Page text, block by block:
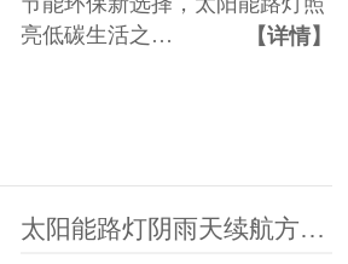
亮低碳生活之…
【详情】
太阳能路灯阴雨天续航方案：南德技术解析与案例